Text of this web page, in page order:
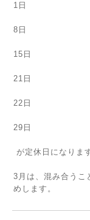
1日
8日
15日
21日
22日
29日
が定休日になりま
3月は、混み合うこ
めします。